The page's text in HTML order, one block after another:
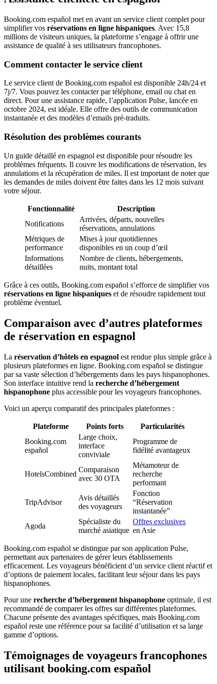
Booking.com español met en avant un service client complet pour
simplifier vos réservations en ligne hispaniques. Avec 15,8
millions de visiteurs uniques, la plateforme s’engage à offrir une
assistance de qualité à ses utilisateurs francophones.
Comment contacter le service client
Le service client de Booking.com español est disponible 24h/24 et
7j/7. Vous pouvez les contacter par téléphone, email ou chat en
direct. Pour une assistance rapide, l’application Pulse, lancée en
octobre 2024, est idéale. Elle offre des outils de communication
instantanée et des modèles d’emails pré-traduits.
Résolution des problèmes courants
Un guide détaillé en espagnol est disponible pour résoudre les
problèmes fréquents. Il couvre les modifications de réservation, les
annulations et la récupération de miles. Il est important de noter que
les demandes de miles doivent être faites dans les 12 mois suivant
votre séjour.
Fonctionnalité
Description
Notifications
Arrivées, départs, nouvelles
réservations, annulations
Métriques de
performance
Mises à jour quotidiennes
disponibles en un coup d’œil
Informations
détaillées
Nombre de clients, hébergements,
nuits, montant total
Grâce à ces outils, Booking.com español s’efforce de simplifier vos
réservations en ligne hispaniques et de résoudre rapidement tout
problème éventuel.
Comparaison avec d’autres plateformes
de réservation en espagnol
La réservation d’hôtels en espagnol est rendue plus simple grâce à
plusieurs plateformes en ligne. Booking.com español se distingue
par sa vaste sélection d’hébergements dans les pays hispanophones.
Son interface intuitive rend la recherche d’hébergement
hispanophone plus accessible pour les voyageurs francophones.
Voici un aperçu comparatif des principales plateformes :
Plateforme Points forts
Particularités
Booking.com
español
Large choix,
interface
conviviale
Programme de
fidélité avantageux
HotelsCombined
Comparaison
avec 30 OTA
Métamoteur de
recherche
performant
TripAdvisor
Avis détaillés
des voyageurs
Fonction
“Réservation
instantanée”
Agoda
Spécialiste du
marché asiatique
Offres exclusives
en Asie
Booking.com español se distingue par son application Pulse,
permettant aux partenaires de gérer leurs établissements
efficacement. Les voyageurs bénéficient d’un service client réactif et
d’options de paiement locales, facilitant leur séjour dans les pays
hispanophones.
Pour une recherche d’hébergement hispanophone optimale, il est
recommandé de comparer les offres sur différentes plateformes.
Chacune présente des avantages spécifiques, mais Booking.com
español reste une référence pour sa facilité d’utilisation et sa large
gamme d’options.
Témoignages de voyageurs francophones
utilisant booking.com español